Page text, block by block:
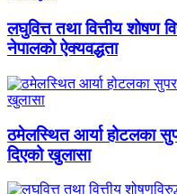
लघुवित्त तथा वित्तीय शोषण
नेपालको ऐक्यवद्धता
ठमेलस्थित आर्या होटलका
दिएको खुलासा